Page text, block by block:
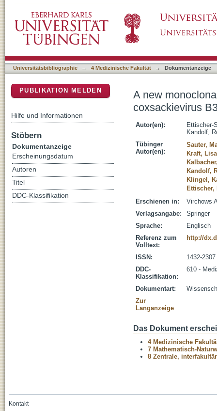
sensitivity and specificity
Universitätsbibliographie → 4 Medizinische Fakultät → Dokumentanzeige
A new
coxsackievirus
Autor(en):
Ettischer-
Kandolf,
Tübinger
Autor(en):
Sauter,
Kraft, Lisa
Kandolf,
Klingel,
Ettischer,
Erschienen in:
Virchows
Verlagsangabe:
Springer
Sprache:
Englisch
Referenz zum
Volltext:
http://
ISSN:
1432-2307
DDC-
Klassifikation:
610 -
Dokumentart:
Zur
Langanzeige
Das Dokument
4 Medizinische
7 Mathematisch-
8 Zentrale,
PUBLIKATION MELDEN
Hilfe und Informationen
Stöbern
Dokumentanzeige
Erscheinungsdatum
Autoren
Titel
DDC-Klassifikation
Kontakt